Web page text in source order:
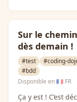
Sur le
dès demain !
#test #coding-
#bdd
Disponible en🇫🇷 FR
Ça y est ! C’est